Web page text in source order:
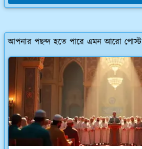
আপনার পছন্দ হতে পারে এমন আরো পোস্ট